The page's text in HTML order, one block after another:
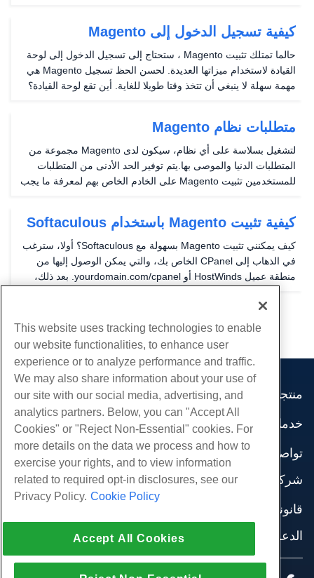
كيفية تسجيل الدخول إلى Magento
حالما تمتلك تثبيت Magento ، ستحتاج إلى تسجيل الدخول إلى لوحة
القيادة لاستخدام ميزاتها العديدة. لحسن الحظ تسجيل Magento هي
مهمة سهلة لا ينبغي أن تتخذ وقتا طويلا للغاية. أين تقع لوحة القيادة؟
متطلبات نظام Magento
لتشغيل بسلاسة على أي نظام، سيكون لدى Magento مجموعة من
المتطلبات الدنيا والموصى بها.يتم توفير الحد الأدنى من المتطلبات
للمستخدمين تثبيت Magento على الخادم الخاص بهم لمعرفة ما يجب
كيفية تثبيت Magento باستخدام Softaculous
كيف يمكنني تثبيت Magento بسهولة مع Softaculous؟ أولا، سترغب
في الذهاب إلى CPanel الخاص بك، والتي يمكن الوصول إليها من
منطقة عميل HostWinds أو yourdomain.com/cpanel. بعد ذلك،
بالقرب من القاع افتراضيا) للعثور على مثبت...
منتجات
استضافة الموقع
استضافة الأعمال
موزع استضافة
موزع العلامة البيضاء
إدارة لينكس VPS
لينكس غير المدارة VPS
نوافذ غير مُدارة VPS
خوادم السحابة
خدمات
هجرات الموقع
تواصل اجتماعي
وثائق المنتج
مدونة
شركة
اتصل بنا
مراكز البيانات
إنضم لبرنامج
قانوني
شروط الخدمة
تطبيق القانون
الدعم
الدردشة الحية معنا
افتح تذكرة الدعم
This website uses tracking technologies to enable
our website functionalities, to enhance user
experience or to analyze performance and traffic.
We may also share information about your use of
our site with our social media, advertising, and
analytics partners. Below, you can "Accept All
Cookies" or "Reject Non-Essential" cookies. For
more details on the data we process and how to
exercise your rights, and to view information
related to required opt-in disclosures, see our
Privacy Policy. Cookie Policy
Accept All Cookies